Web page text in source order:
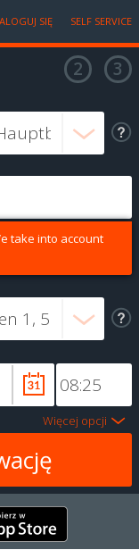
SIĘ SELF SERVICE
take into account
Więcej opcji